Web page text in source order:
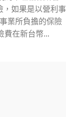
，如果是以營利事
業所負擔的保險
費在新台幣...